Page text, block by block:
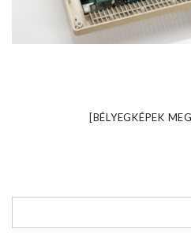
[BÉLYEGKÉPEK